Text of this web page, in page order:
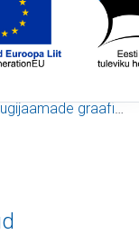
graafikud